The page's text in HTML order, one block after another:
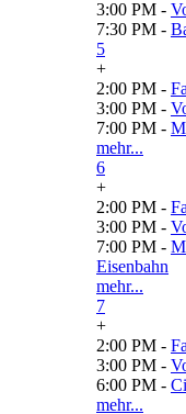
3:00 PM -
7:30 PM -
5
+
2:00 PM -
3:00 PM -
7:00 PM -
mehr...
6
+
2:00 PM -
3:00 PM -
7:00 PM -
Eisenbahn
mehr...
7
+
2:00 PM -
3:00 PM -
6:00 PM -
mehr...